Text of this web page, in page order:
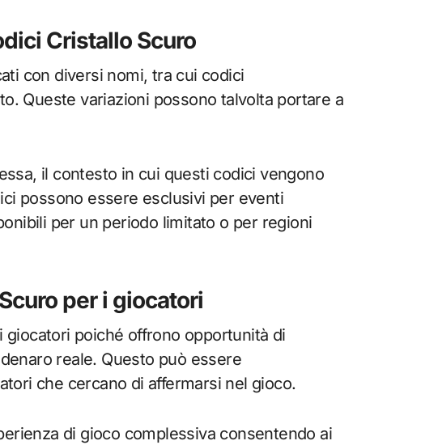
Cristallo Scuro
con diversi nomi, tra cui codici
Queste variazioni possono talvolta portare a
il contesto in cui questi codici vengono
possono essere esclusivi per eventi
per un periodo limitato o per regioni
per i giocatori
poiché offrono opportunità di
reale. Questo può essere
che cercano di affermarsi nel gioco.
di gioco complessiva consentendo ai